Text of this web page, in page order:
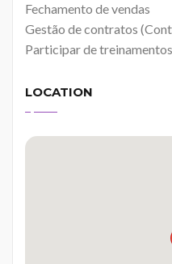
Fechamento de vendas
Gestão de contratos
Participar de
LOCATION